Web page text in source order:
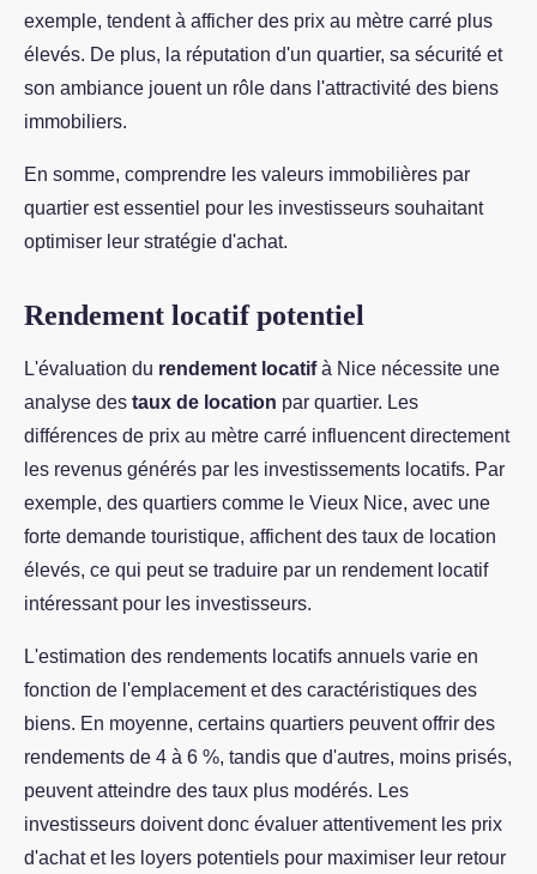
exemple, tendent à afficher des prix au mètre carré plus
élevés. De plus, la réputation d'un quartier, sa sécurité et
son ambiance jouent un rôle dans l'attractivité des biens
immobiliers.
En somme, comprendre les valeurs immobilières par
quartier est essentiel pour les investisseurs souhaitant
optimiser leur stratégie d'achat.
Rendement locatif potentiel
L'évaluation du rendement locatifà Nice nécessite une
analyse des taux de location par quartier. Les
différences de prix au mètre carré influencent directement
les revenus générés par les investissements locatifs. Par
exemple, des quartiers comme le Vieux Nice, avec une
forte demande touristique, affichent des taux de location
élevés, ce qui peut se traduire par un rendement locatif
intéressant pour les investisseurs.
L'estimation des rendements locatifs annuels varie en
fonction de l'emplacement et des caractéristiques des
biens. En moyenne, certains quartiers peuvent offrir des
rendements de 4 à 6 %, tandis que d'autres, moins prisés,
peuvent atteindre des taux plus modérés. Les
investisseurs doivent donc évaluer attentivement les prix
d'achat et les loyers potentiels pour maximiser leur retour